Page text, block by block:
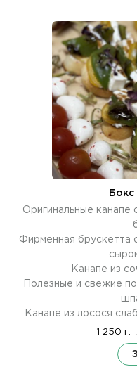
Бокс
Оригинальные канапе
Фирменная брускетта
Канапе из
Полезные и свежие
Канапе из лосося
1 250 г.